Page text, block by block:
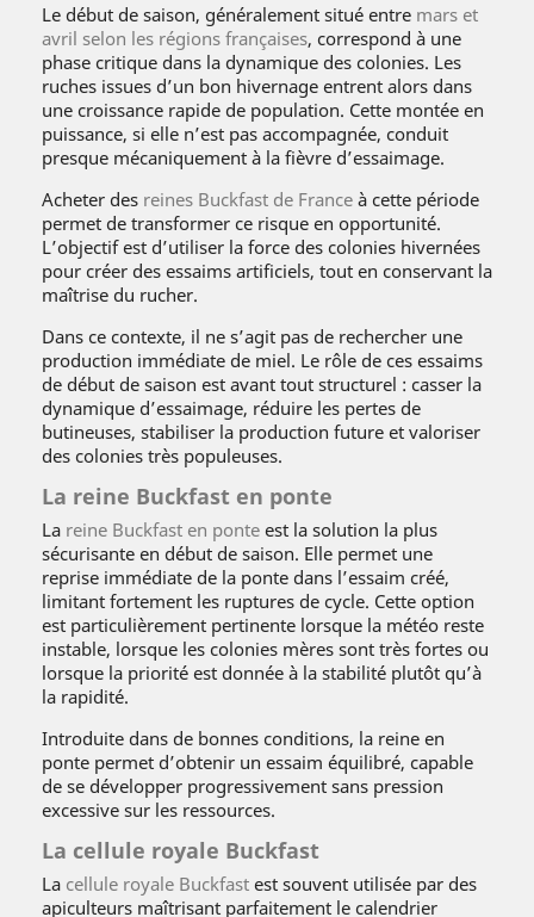
Le début de saison, généralement situé entre mars et
avril selon les régions françaises, correspond à une
phase critique dans la dynamique des colonies. Les
ruches issues d’un bon hivernage entrent alors dans
une croissance rapide de population. Cette montée en
puissance, si elle n’est pas accompagnée, conduit
presque mécaniquement à la fièvre d’essaimage.
Acheter des reines Buckfast de France à cette période
permet de transformer ce risque en opportunité.
L’objectif est d’utiliser la force des colonies hivernées
pour créer des essaims artificiels, tout en conservant la
maîtrise du rucher.
Dans ce contexte, il ne s’agit pas de rechercher une
production immédiate de miel. Le rôle de ces essaims
de début de saison est avant tout structurel : casser la
dynamique d’essaimage, réduire les pertes de
butineuses, stabiliser la production future et valoriser
des colonies très populeuses.
La reine Buckfast en ponte
La reine Buckfast en ponte est la solution la plus
sécurisante en début de saison. Elle permet une
reprise immédiate de la ponte dans l’essaim créé,
limitant fortement les ruptures de cycle. Cette option
est particulièrement pertinente lorsque la météo reste
instable, lorsque les colonies mères sont très fortes ou
lorsque la priorité est donnée à la stabilité plutôt qu’à
la rapidité.
Introduite dans de bonnes conditions, la reine en
ponte permet d’obtenir un essaim équilibré, capable
de se développer progressivement sans pression
excessive sur les ressources.
La cellule royale Buckfast
La cellule royale Buckfast est souvent utilisée par des
apiculteurs maîtrisant parfaitement le calendrier